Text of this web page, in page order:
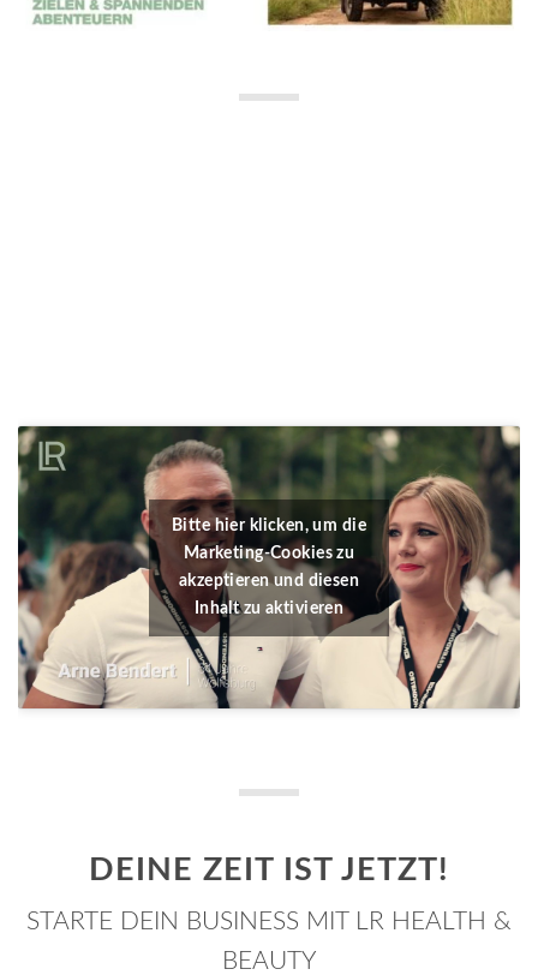
Bitte hier klicken, um die
Marketing-Cookies zu
akzeptieren und diesen
Inhalt zu aktivieren
DEINE ZEIT IST JETZT!
STARTE DEIN BUSINESS MIT LR HEALTH &
BEAUTY